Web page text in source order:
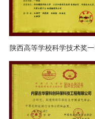
陕西高等学校科学技术奖